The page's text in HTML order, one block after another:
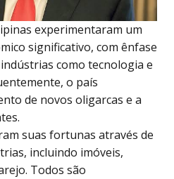
experimentaram um
significativo, com ênfase
como tecnologia e
o país
de novos oligarcas e a
suas fortunas através de
incluindo imóveis,
Todos são